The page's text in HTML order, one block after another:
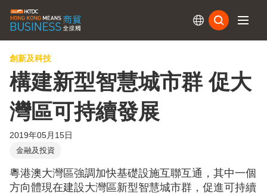
創新及科技
構建新型智慧城市群 促大
灣區可持續發展
2019年05月15日
金融及投資
粵港澳大灣區強調加快基礎設施互聯互通，其中一個
方向體現在建設大灣區新型智慧城市群，促進可持續